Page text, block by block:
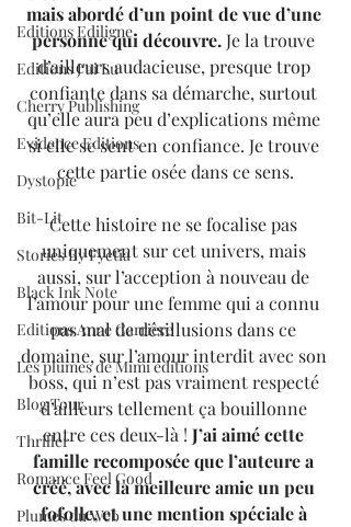
Editions Ediligne
Editions J'ai Lu
Cherry Publishing
Evidence Editions
Dystopie
Bit-Lit
Stories By Fyctia
Black Ink Note
Editions Anne Carrière
Les plumes de Mimi éditions
Blog Tour
Thriller
Romance Feel Good
Plumes du Web
mais abordé d’un point de vue d’une
personne qui découvre. Je la trouve
d’ailleurs audacieuse, presque trop
confiante dans sa démarche, surtout
qu’elle aura peu d’explications même
si elle se sent en confiance. Je trouve
cette partie osée dans ce sens.
Cette histoire ne se focalise pas
uniquement sur cet univers, mais
aussi, sur l’acception à nouveau de
l’amour pour une femme qui a connu
pas mal de désillusions dans ce
domaine, sur l’amour interdit avec son
boss, qui n’est pas vraiment respecté
d’ailleurs tellement ça bouillonne
entre ces deux-là ! J’ai aimé cette
famille recomposée que l’auteure a
créé, avec la meilleure amie un peu
fofolle, et une mention spéciale à